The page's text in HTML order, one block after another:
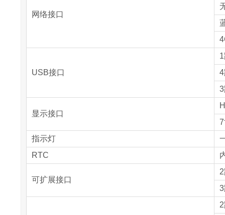
网络接口
USB接口
显示接口
指示灯
RTC
可扩展接口